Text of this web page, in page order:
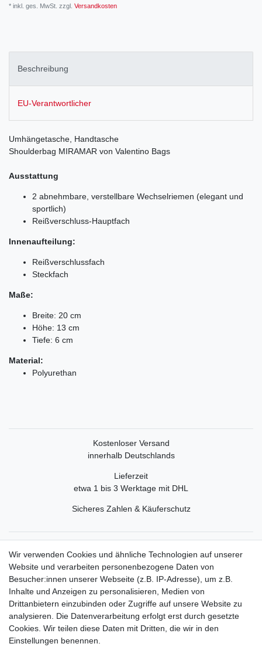
* inkl. ges. MwSt. zzgl. Versandkosten
Beschreibung
EU-Verantwortlicher
Umhängetasche, Handtasche
Shoulderbag MIRAMAR von Valentino Bags
Ausstattung
2 abnehmbare, verstellbare Wechselriemen (elegant und
sportlich)
Reißverschluss-Hauptfach
Innenaufteilung:
Reißverschlussfach
Steckfach
Maße:
Breite: 20 cm
Höhe: 13 cm
Tiefe: 6 cm
Material:
Polyurethan
Kostenloser Versand
innerhalb Deutschlands
Lieferzeit
etwa 1 bis 3 Werktage mit DHL
Sicheres Zahlen & Käuferschutz
Rechtliche Informationen
Widerrufsrecht
Widerrufsformular
Datenschutzerklärung
Wir verwenden Cookies und ähnliche Technologien auf unserer
Website und verarbeiten personenbezogene Daten von
Besucher:innen unserer Webseite (z.B. IP-Adresse), um z.B.
Inhalte und Anzeigen zu personalisieren, Medien von
Drittanbietern einzubinden oder Zugriffe auf unsere Website zu
analysieren. Die Datenverarbeitung erfolgt erst durch gesetzte
Cookies. Wir teilen diese Daten mit Dritten, die wir in den
Einstellungen benennen.